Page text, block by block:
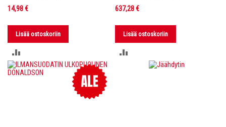
14,98 €
Lisää ostoskoriin
VERTAILUUN
637,28 €
Lisää ostoskoriin
VERTAILUUN